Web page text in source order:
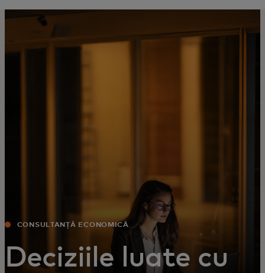
Pentru tine
CONSULTANȚĂ ECONOMICĂ
Deciziile luate cu